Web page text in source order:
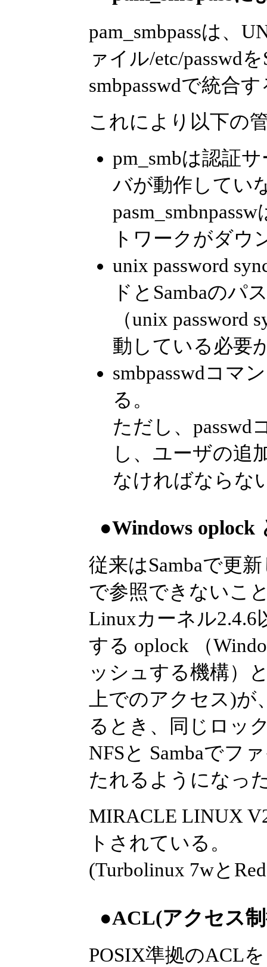
pam_smbpassは、
ァイル/etc/passwd
smbpasswdで統合
これにより以下の
pm_smbは認証
バが動作してい
トワークがダウ
unix password
ドとSambaのパ
（unix
動している必要
smbpasswdコマ
る。
ただし、passwd
し、ユーザの追
なければならな
●Windows oplock
従来はSambaで更
で参照できないこ
Linuxカーネル2.4.6
する oplock （
ッシュする機構）
上でのアクセス)が
るとき、同じロッ
NFSと Sambaでフ
たれるようになっ
MIRACLE LINUX
トされている。
(Turbolinux 7wと
●ACL(アクセス
POSIX準拠のACL